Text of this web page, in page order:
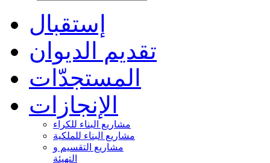
إستقبال
تقديم الديوان
المستجدّات
الإنجازات
مشاريع البناء للكراء
مشاريع البناء للملكية
مشاريع التقسيم و
التهيئة